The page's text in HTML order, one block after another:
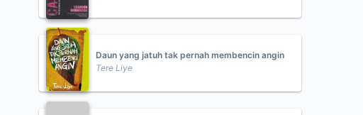
Daun yang jatuh tak pernah membencin angin
Tere Liye